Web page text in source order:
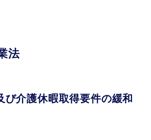
法
び介護休暇取得要件の緩和